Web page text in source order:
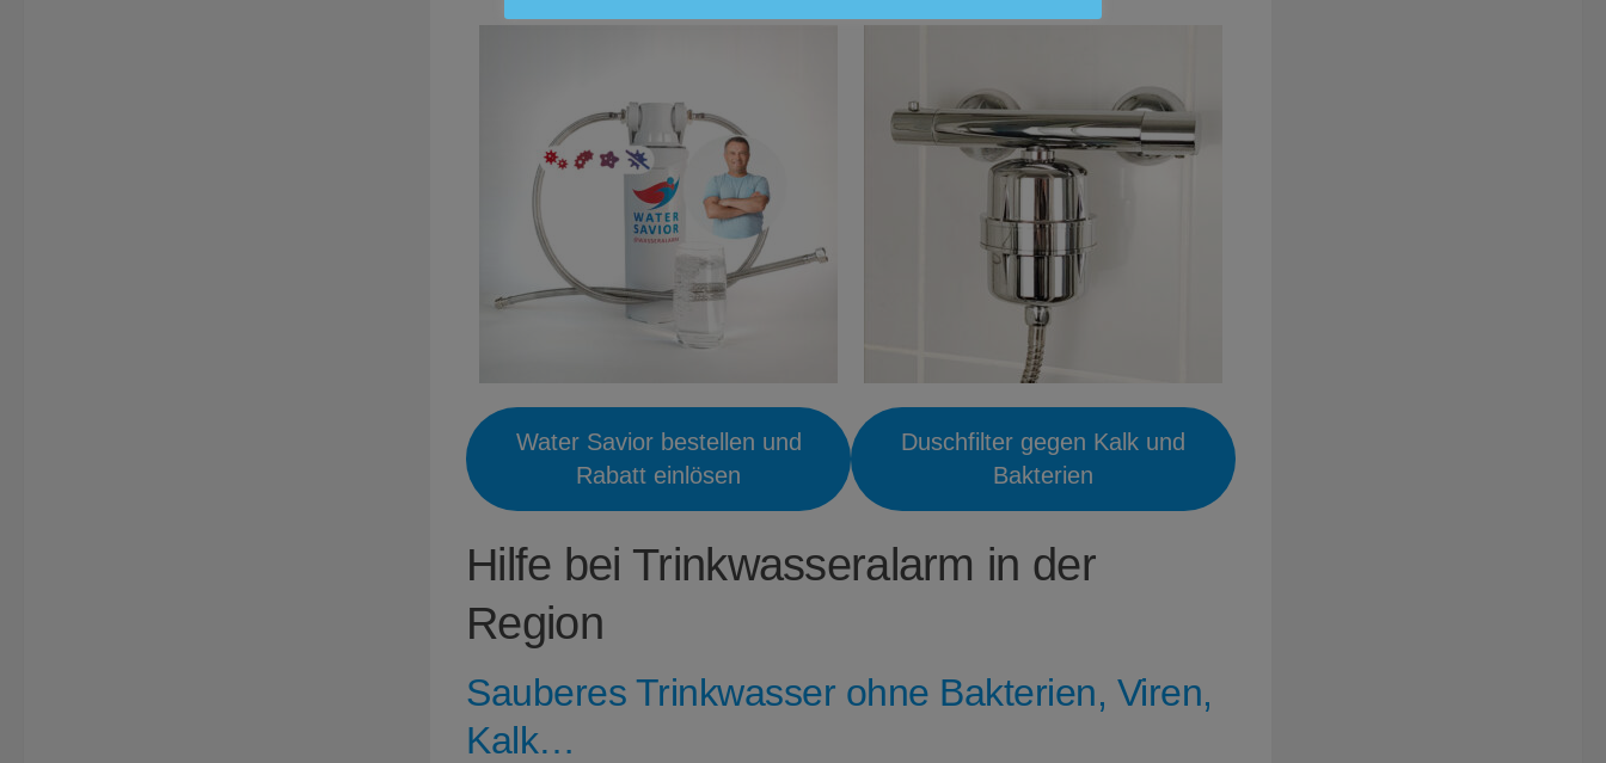
Water Savior bestellen und
Rabatt einlösen
Duschfilter gegen Kalk und
Bakterien
Hilfe bei Trinkwasseralarm in der
Region
Sauberes Trinkwasser ohne Bakterien, Viren,
Kalk…